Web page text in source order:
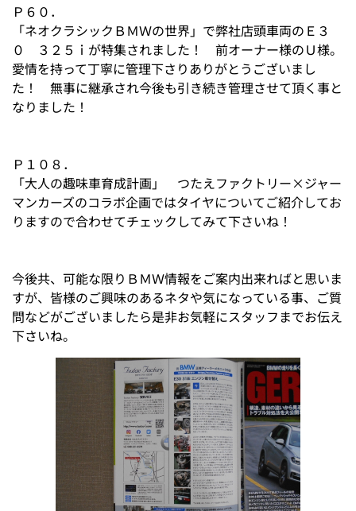
Ｐ６０．
「ネオクラシックＢＭＷの世界」で弊社店頭車両のＥ３
０ ３２５ｉが特集されました！ 前オーナー様のＵ様。
愛情を持って丁寧に管理下さりありがとうございまし
た！ 無事に継承され今後も引き続き管理させて頂く事と
なりました！
Ｐ１０８．
「大人の趣味車育成計画」 つたえファクトリー×ジャー
マンカーズのコラボ企画ではタイヤについてご紹介してお
りますので合わせてチェックしてみて下さいね！
今後共、可能な限りＢＭＷ情報をご案内出来ればと思いま
すが、皆様のご興味のあるネタや気になっている事、ご質
問などがございましたら是非お気軽にスタッフまでお伝え
下さいね。